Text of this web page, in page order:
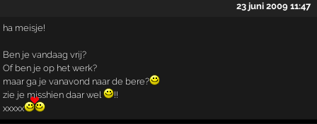
23 juni 2009 11:47
ha meisje!
Ben je vandaag vrij?
Of ben je op het werk?
maar ga je vanavond naar de bere?
zie je misshien daar wel
!!
xxxxx